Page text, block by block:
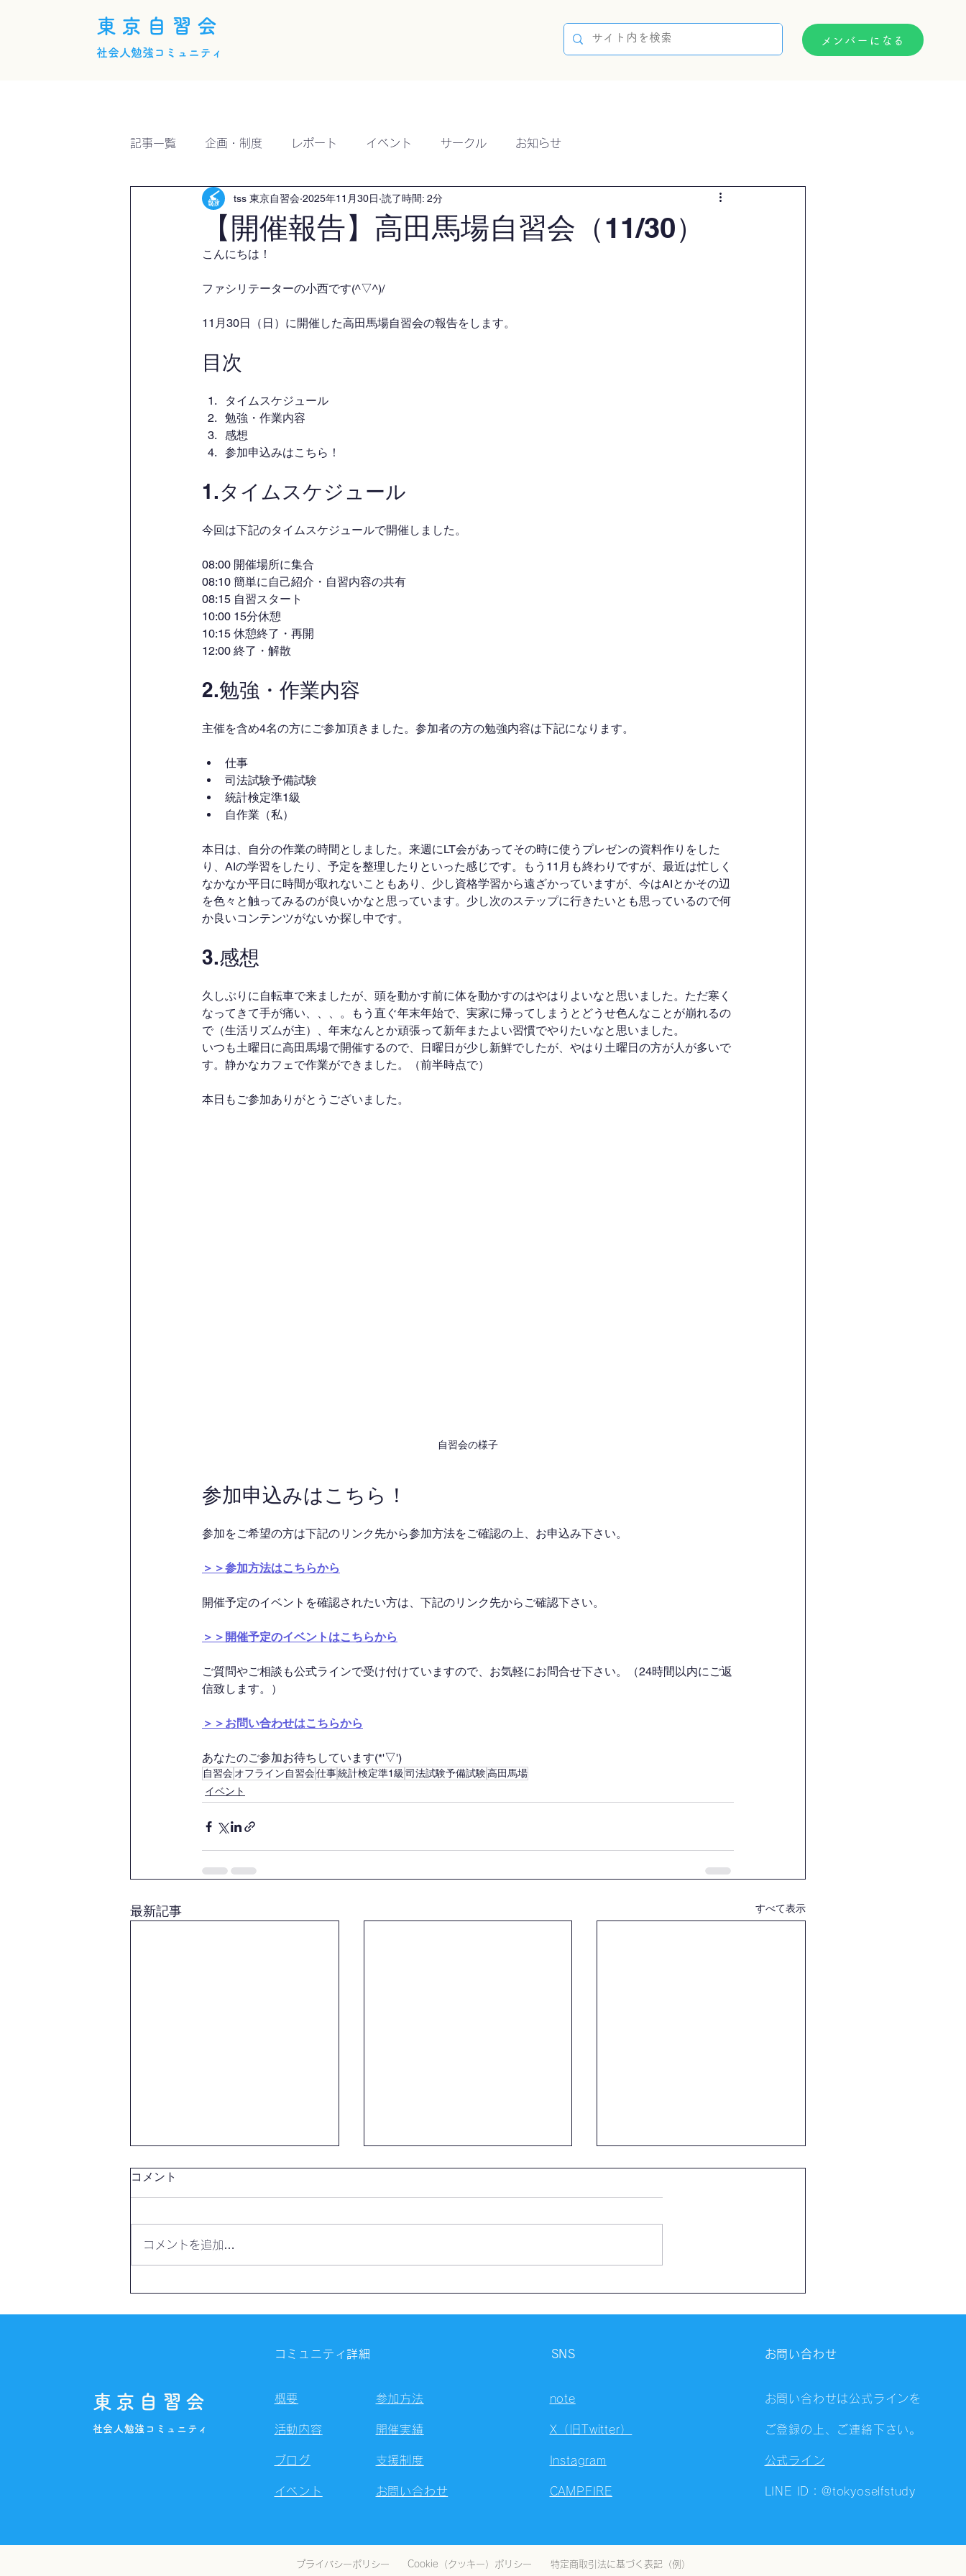
東京自習会
社会人勉強コミュニティ
メンバーになる
記事一覧 企画・制度 レポート イベント サークル お知らせ
【開催報告】高田馬場自習会（11/30）
tss 東京自習会 2025年11月30日 読了時間: 2分
こんにちは！
ファシリテーターの小西です(^▽^)/
11月30日（日）に開催した高田馬場自習会の報告をします。
目次
タイムスケジュール
勉強・作業内容
感想
参加申込みはこちら！
1.タイムスケジュール
今回は下記のタイムスケジュールで開催しました。
08:00 開催場所に集合
08:10 簡単に自己紹介・自習内容の共有
08:15 自習スタート
10:00 15分休憩
10:15 休憩終了・再開
12:00 終了・解散
2.勉強・作業内容
主催を含め4名の方にご参加頂きました。参加者の方の勉強内容は下記になります。
仕事
司法試験予備試験
統計検定準1級
自作業（私）
本日は、自分の作業の時間としました。来週にLT会があってその時に使うプレゼンの資料作りをした
り、AIの学習をしたり、予定を整理したりといった感じです。もう11月も終わりですが、最近は忙しく
なかなか平日に時間が取れないこともあり、少し資格学習から遠ざかっていますが、今はAIとかその辺
を色々と触ってみるのが良いかなと思っています。少し次のステップに行きたいとも思っているので何
か良いコンテンツがないか探し中です。
3.感想
久しぶりに自転車で来ましたが、頭を動かす前に体を動かすのはやはりよいなと思いました。ただ寒く
なってきて手が痛い、、、。もう直ぐ年末年始で、実家に帰ってしまうとどうせ色んなことが崩れるの
で（生活リズムが主）、年末なんとか頑張って新年またよい習慣でやりたいなと思いました。
いつも土曜日に高田馬場で開催するので、日曜日が少し新鮮でしたが、やはり土曜日の方が人が多いで
す。静かなカフェで作業ができました。（前半時点で）
本日もご参加ありがとうございました。
自習会の様子
参加申込みはこちら！
参加をご希望の方は下記のリンク先から参加方法をご確認の上、お申込み下さい。
＞＞参加方法はこちらから
開催予定のイベントを確認されたい方は、下記のリンク先からご確認下さい。
＞＞開催予定のイベントはこちらから
ご質問やご相談も公式ラインで受け付けていますので、お気軽にお問合せ下さい。（24時間以内にご返
信致します。）
＞＞お問い合わせはこちらから
あなたのご参加お待ちしています(*'▽')
自習会オフライン自習会仕事統計検定準1級 司法試験予備試験高田馬場
イベント
最新記事 すべて表示
コメント
コメントを追加…
東京自習会
社会人勉強コミュニティ
コミュニティ詳細
概要
活動内容
ブログ
イベント
参加方法
開催実績
支援制度
お問い合わせ
SNS
note
X（旧Twitter）
Instagram
CAMPFIRE
お問い合わせ
お問い合わせは公式ラインを
ご登録の上、ご連絡下さい。
公式ライン
LINE ID：@tokyoselfstudy
プライバシーポリシー Cookie（クッキー）ポリシー 特定商取引法に基づく表記（例）